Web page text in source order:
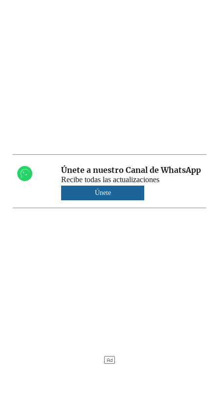
Únete a nuestro Canal de WhatsApp
Recibe todas las actualizaciones
Únete